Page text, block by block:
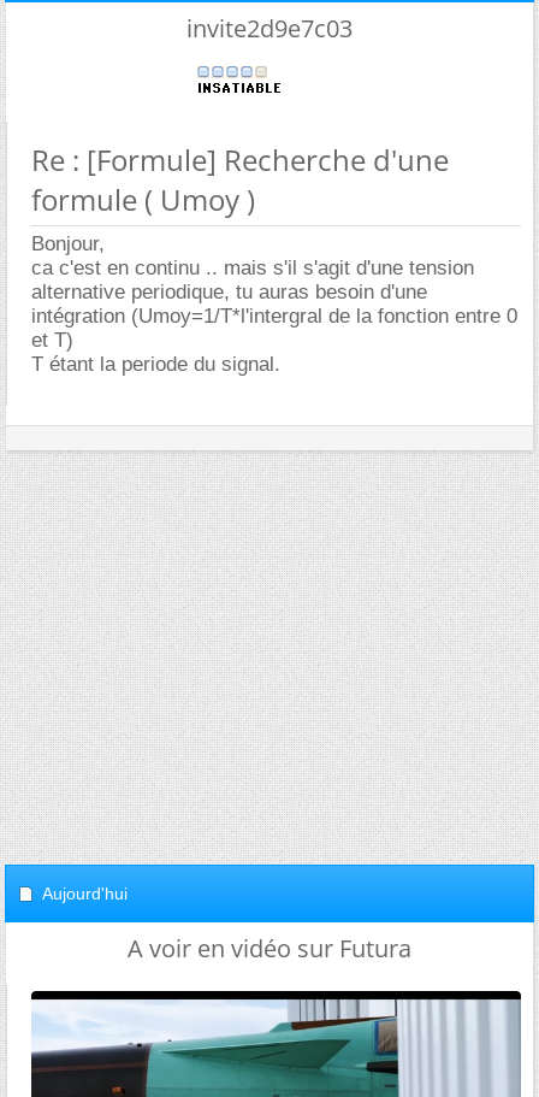
invite2d9e7c03
Re : [Formule] Recherche d'une
formule ( Umoy )
Bonjour,
ca c'est en continu .. mais s'il s'agit d'une tension
alternative periodique, tu auras besoin d'une
intégration (Umoy=1/T*l'intergral de la fonction entre 0
et T)
T étant la periode du signal.
Aujourd'hui
A voir en vidéo sur Futura